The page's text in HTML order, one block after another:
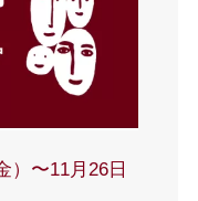
）〜11月26日